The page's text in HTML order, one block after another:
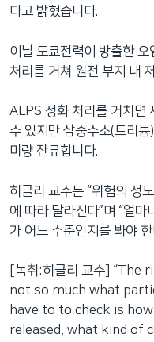
다고 밝혔습니다.
이날 도쿄전력이 방출한
처리를 거쳐 원전 부지 내
ALPS 정화 처리를 거치면
수 있지만 삼중수소(트리
미량 잔류합니다.
히글리 교수는 “위험의 정
에 따라 달라진다”며 “얼
가 어느 수준인지를 봐야
[녹취:히글리 교수]
not so much what
have to to check is
released, what kind of